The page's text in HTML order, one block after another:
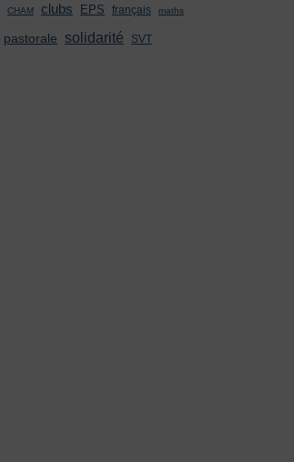
CHAM clubs EPS français maths
pastorale solidarité SVT